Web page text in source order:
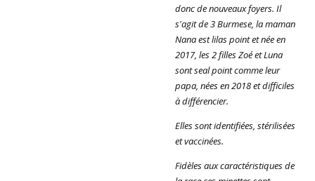
donc de nouveaux foyers. Il
s'agit de 3 Burmese, la maman
Nana est lilas point et née en
2017, les 2 filles Zoé et Luna
sont seal point comme leur
papa, nées en 2018 et difficiles
à différencier.
Elles sont identifiées, stérilisées
et vaccinées.
Fidèles aux caractéristiques de